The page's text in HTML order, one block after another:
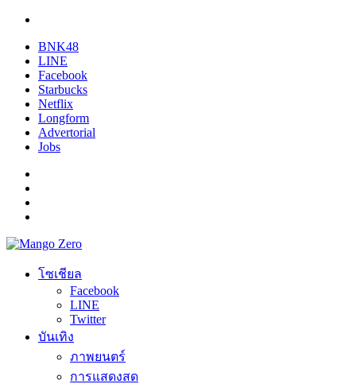
BNK48
LINE
Facebook
Starbucks
Netflix
Longform
Advertorial
Jobs
โซเชียล
Facebook
LINE
Twitter
บันเทิง
ภาพยนตร์
การแสดงสด